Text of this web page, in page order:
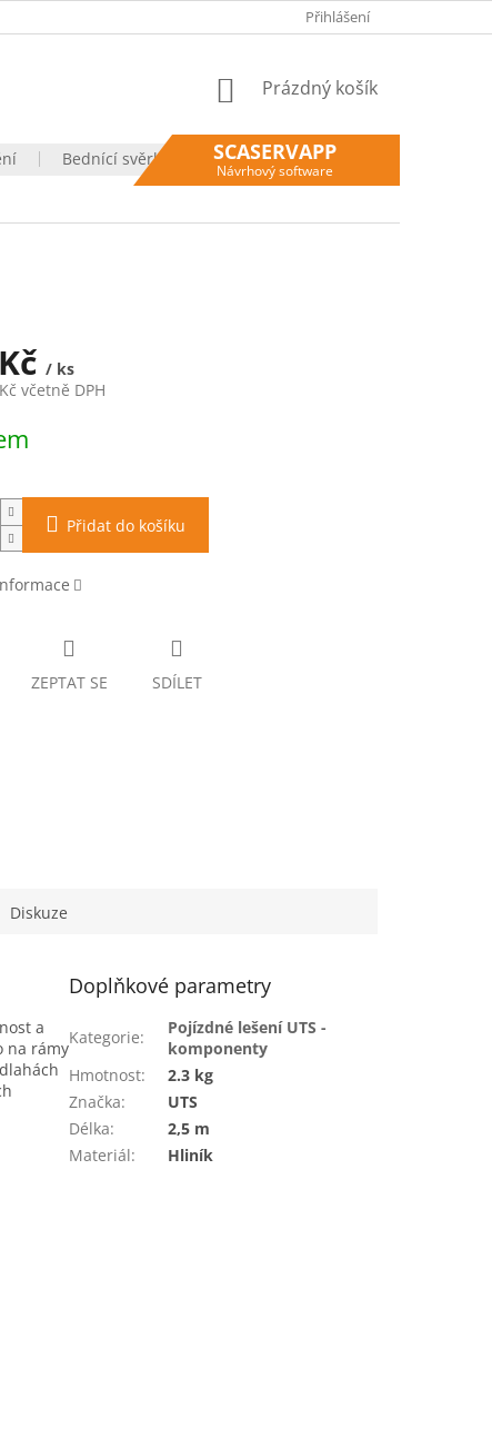
OBCHODNÍ PODMÍNKY
Přihlášení
NÁKUPNÍ
Prázdný košík
SCASERVAPP
Návrhový software
Bednící svěrky
Moje objednávka
/ ks
včetně DPH
Přidat do košíku
ZEPTAT SE SDÍLET
Diskuze
a
na rámy
Doplňkové parametry
Kategorie:
Pojízdné lešení UTS -
komponenty
Hmotnost:
2.3 kg
Značka:
UTS
Délka:
2,5 m
Materiál: Hliník